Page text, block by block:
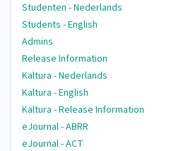
Studenten - Nederlands
Students - English
Admins
Release Information
Kaltura - Nederlands
Kaltura - English
Kaltura - Release Information
eJournal - ABRR
eJournal - ACT